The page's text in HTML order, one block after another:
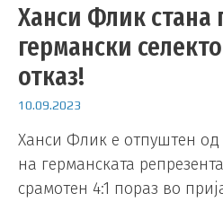
Ханси Флик стана
германски
отказ!
10.09.2023
Ханси Флик е отпуштен од
на германската
срамотен 4:1 пораз во